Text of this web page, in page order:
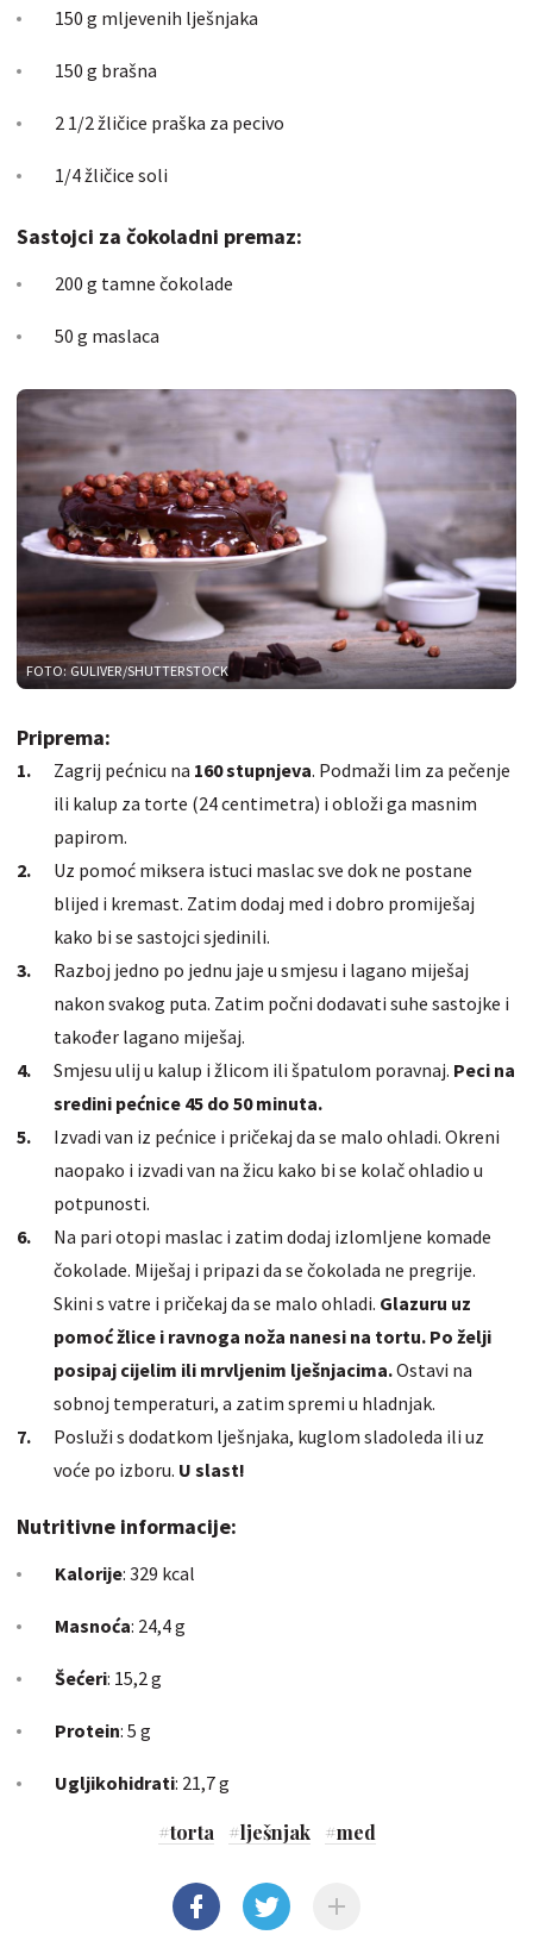
150 g mljevenih lješnjaka
150 g brašna
2 1/2 žličice praška za pecivo
1/4 žličice soli
Sastojci za čokoladni premaz:
200 g tamne čokolade
50 g maslaca
FOTO: GULIVER/SHUTTERSTOCK
Priprema:
Zagrij pećnicu na 160 stupnjeva. Podmaži lim za pečenje
ili kalup za torte (24 centimetra) i obloži ga masnim
papirom.
Uz pomoć miksera istuci maslac sve dok ne postane
blijed i kremast. Zatim dodaj med i dobro promiješaj
kako bi se sastojci sjedinili.
Razboj jedno po jednu jaje u smjesu i lagano miješaj
nakon svakog puta. Zatim počni dodavati suhe sastojke i
također lagano miješaj.
Smjesu ulij u kalup i žlicom ili špatulom poravnaj. Peci na
sredini pećnice 45 do 50 minuta.
Izvadi van iz pećnice i pričekaj da se malo ohladi. Okreni
naopako i izvadi van na žicu kako bi se kolač ohladio u
potpunosti.
Na pari otopi maslac i zatim dodaj izlomljene komade
čokolade. Miješaj i pripazi da se čokolada ne pregrije.
Skini s vatre i pričekaj da se malo ohladi. Glazuru uz
pomoć žlice i ravnoga noža nanesi na tortu. Po želji
posipaj cijelim ili mrvljenim lješnjacima.Ostavi na
sobnoj temperaturi, a zatim spremi u hladnjak.
Posluži s dodatkom lješnjaka, kuglom sladoleda ili uz
voće po izboru. U slast!
Nutritivne informacije:
Kalorije: 329 kcal
Masnoća: 24,4 g
Šećeri: 15,2 g
Protein: 5 g
Ugljikohidrati: 21,7 g
#torta #lješnjak #med